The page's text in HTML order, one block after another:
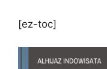
[ez-toc]